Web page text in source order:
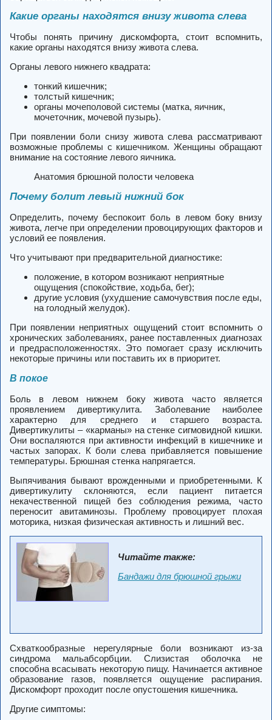
Какие органы находятся внизу живота слева
Чтобы понять причину дискомфорта, стоит вспомнить,
какие органы находятся внизу живота слева.
Органы левого нижнего квадрата:
тонкий кишечник;
толстый кишечник;
органы мочеполовой системы (матка, яичник,
мочеточник, мочевой пузырь).
При появлении боли снизу живота слева рассматривают
возможные проблемы с кишечником. Женщины обращают
внимание на состояние левого яичника.
Анатомия брюшной полости человека
Почему болит левый нижний бок
Определить, почему беспокоит боль в левом боку внизу
живота, легче при определении провоцирующих факторов и
условий ее появления.
Что учитывают при предварительной диагностике:
положение, в котором возникают неприятные
ощущения (спокойствие, ходьба, бег);
другие условия (ухудшение самочувствия после еды,
на голодный желудок).
При появлении неприятных ощущений стоит вспомнить о
хронических заболеваниях, ранее поставленных диагнозах
и предрасположенностях. Это помогает сразу исключить
некоторые причины или поставить их в приоритет.
В покое
Боль в левом нижнем боку живота часто является
проявлением дивертикулита. Заболевание наиболее
характерно для среднего и старшего возраста.
Дивертикулиты – «карманы» на стенке сигмовидной кишки.
Они воспаляются при активности инфекций в кишечнике и
частых запорах. К боли слева прибавляется повышение
температуры. Брюшная стенка напрягается.
Выпячивания бывают врожденными и приобретенными. К
дивертикулиту склоняются, если пациент питается
некачественной пищей без соблюдения режима, часто
переносит авитаминозы. Проблему провоцирует плохая
моторика, низкая физическая активность и лишний вес.
Читайте также:
Бандажи для брюшной грыжи
Схваткообразные нерегулярные боли возникают из-за
синдрома мальабсорбции. Слизистая оболочка не
способна всасывать некоторую пищу. Начинается активное
образование газов, появляется ощущение распирания.
Дискомфорт проходит после опустошения кишечника.
Другие симптомы: